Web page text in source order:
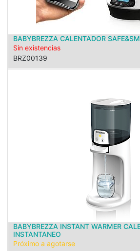
BABYBREZZA CALENTADOR
Sin existencias
BRZ00139
BABYBREZZA INSTANT WARMER
INSTANTANEO
Próximo a agotarse